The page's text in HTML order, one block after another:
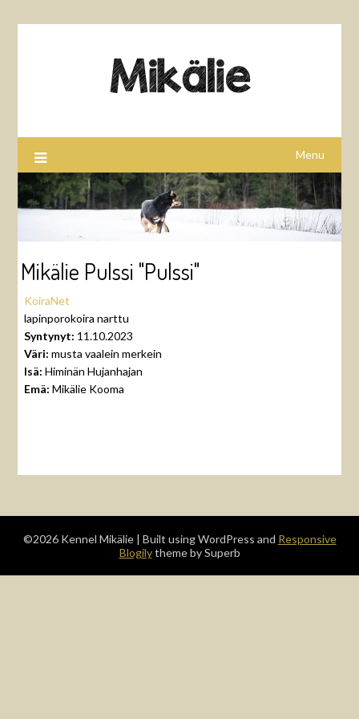
Menu
Mikälie Pulssi "Pulssi"
KoiraNet
lapinporokoira narttu
Syntynyt: 11.10.2023
Väri: musta vaalein merkein
Isä:Himinän Hujanhajan
Emä: Mikälie Kooma
©2026 Kennel Mikälie | Built using WordPress and Responsive
Blogilytheme by Superb